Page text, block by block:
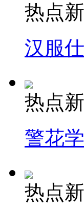
热点
汉服
热点
警花
热点